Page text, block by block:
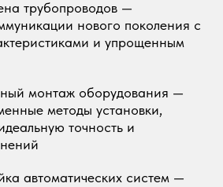
трубопроводов —
нового поколения с
и упрощенным
монтаж оборудования —
методы установки,
точность и
автоматических систем —